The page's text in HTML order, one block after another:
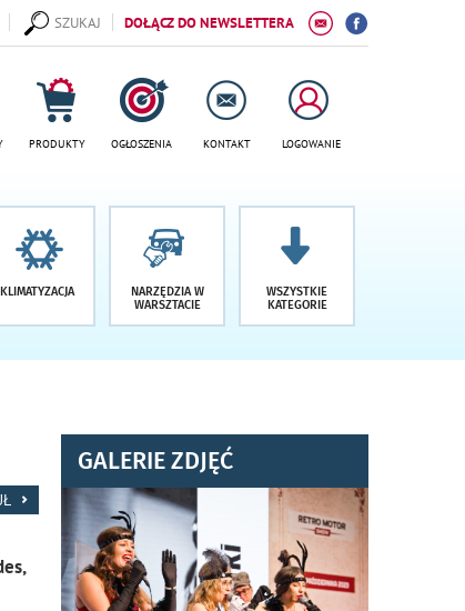
DOŁĄCZ DO NEWSLETTERA
SZUKAJ
PRODUKTY OGŁOSZENIA KONTAKT LOGOWANIE
KLIMATYZACJA
NARZĘDZIA W
WARSZTACIE
WSZYSTKIE
KATEGORIE
GALERIE ZDJĘĆ